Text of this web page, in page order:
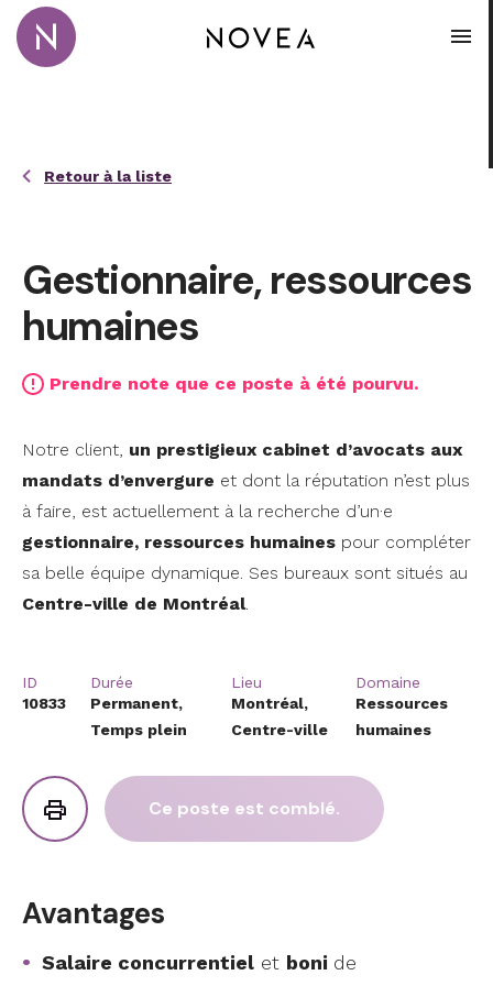
Passer au contenu principal
Retour à la liste
Gestionnaire, ressources
humaines
Prendre note que ce poste à été pourvu.
Notre client, un prestigieux cabinet d’avocats aux
mandats d’envergure et dont la réputation n’est plus
à faire, est actuellement à la recherche d’un·e
gestionnaire, ressources humaines pour compléter
sa belle équipe dynamique. Ses bureaux sont situés au
Centre-ville de Montréal.
ID
10833
Durée
Permanent,
Temps plein
Lieu
Montréal,
Centre-ville
Domaine
Ressources
humaines
Ce poste est comblé.
Avantages
Salaire concurrentiel et boni de